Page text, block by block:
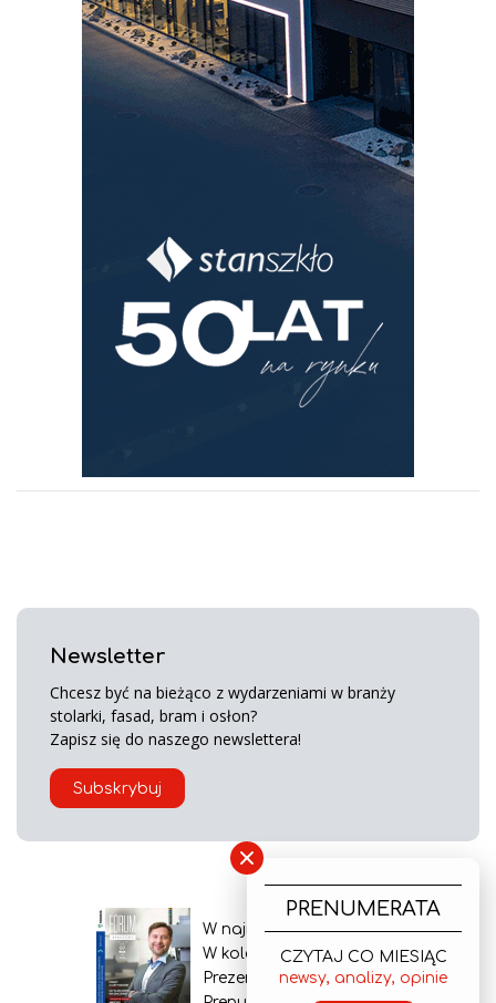
Newsletter
Chcesz być na bieżąco z wydarzeniami w branży
stolarki, fasad, bram i osłon?
Zapisz się do naszego newslettera!
Subskrybuj
W najnowszym wydaniu
W kolejnym numerze
Prezentacja gazety
×
PRENUMERATA
CZYTAJ CO MIESIĄC
newsy, analizy, opinie